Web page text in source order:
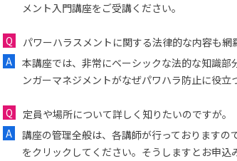
メント入門講座をご受講ください。
パワーハラスメントに関する法律的な内容も網
本講座では、非常にベーシックな法的な知識
ンガーマネジメントがなぜパワハラ防止に役立
定員や場所について詳しく知りたいのですが。
講座の管理全般は、各講師が行っております
をクリックしてください。そうしますとお申